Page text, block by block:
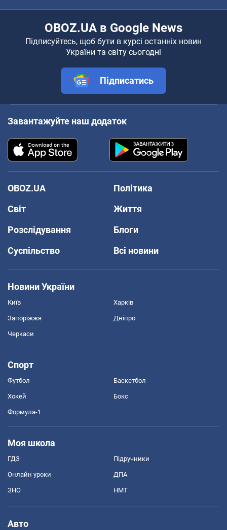
OBOZ.UA в Google News
Підписуйтесь, щоб бути в курсі останніх новин
України та світу сьогодні
Підписатись
Завантажуйте наш додаток
OBOZ.UA
Політика
Світ
Життя
Розслідування
Блоги
Суспільство
Всі новини
Новини України
Київ Харків
Запоріжжя Дніпро
Черкаси
Спорт
Футбол Баскетбол
Хокей Бокс
Формула-1
Моя школа
ГДЗ Підручники
Онлайн уроки ДПА
ЗНО НМТ
Авто